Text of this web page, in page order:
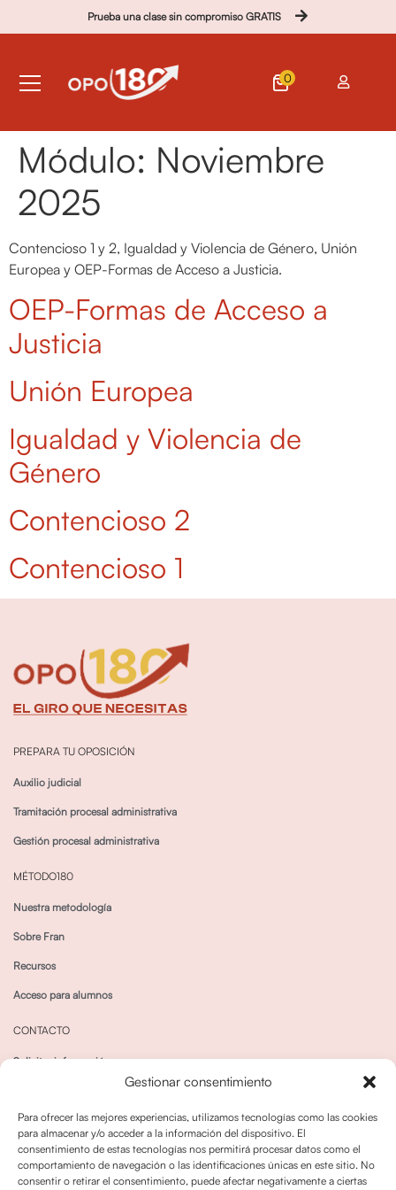
Gestionar consentimiento
Para ofrecer las mejores experiencias, utilizamos tecnologías como las cookies
para almacenar y/o acceder a la información del dispositivo. El
consentimiento de estas tecnologías nos permitirá procesar datos como el
comportamiento de navegación o las identificaciones únicas en este sitio. No
consentir o retirar el consentimiento, puede afectar negativamente a ciertas
Prueba una clase sin compromiso GRATIS
0
Módulo: Noviembre
2025
Contencioso 1 y 2, Igualdad y Violencia de Género, Unión
Europea y OEP-Formas de Acceso a Justicia.
OEP-Formas de Acceso a
Justicia
Unión Europea
Igualdad y Violencia de
Género
Contencioso 2
Contencioso 1
PREPARA TU OPOSICIÓN
Auxilio judicial
Tramitación procesal administrativa
Gestión procesal administrativa
MÉTODO180
Nuestra metodología
Sobre Fran
Recursos
Acceso para alumnos
CONTACTO
Solicitar información